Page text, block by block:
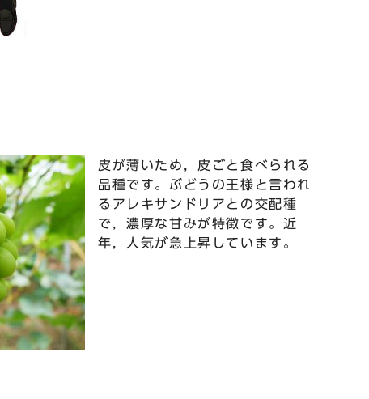
皮が薄いため，皮ごと食べられる
品種です。ぶどうの王様と言われ
るアレキサンドリアとの交配種
で，濃厚な甘みが特徴です。近
年，人気が急上昇しています。